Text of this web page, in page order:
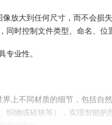
放大到任何尺寸，而不会损
时控制文件类型、命名、位
业性。
上不同材质的细节，包括自
织物或砖块等），实现智能